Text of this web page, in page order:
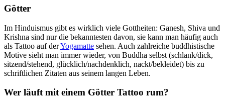
Götter
Im Hinduismus gibt es wirklich viele Gottheiten: Ganesh, Shiva und
Krishna sind nur die bekanntesten davon, sie kann man häufig auch
als Tattoo auf derYogamatte sehen. Auch zahlreiche buddhistische
Motive sieht man immer wieder, von Buddha selbst (schlank/dick,
sitzend/stehend, glücklich/nachdenklich, nackt/bekleidet) bis zu
schriftlichen Zitaten aus seinem langen Leben.
Wer läuft mit einem Götter Tattoo rum?